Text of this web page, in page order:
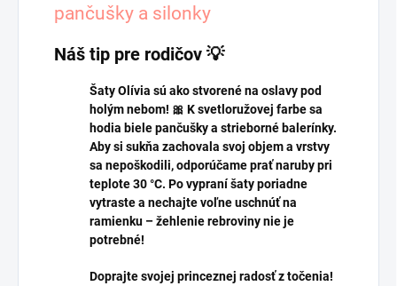
pančušky a silonky
Náš tip pre rodičov 💡
Šaty Olívia sú ako stvorené na oslavy pod
holým nebom! 🎀 K svetloružovej farbe sa
hodia biele pančušky a strieborné balerínky.
Aby si sukňa zachovala svoj objem a vrstvy
sa nepoškodili, odporúčame prať naruby pri
teplote 30 °C. Po vypraní šaty poriadne
vytraste a nechajte voľne uschnúť na
ramienku – žehlenie rebroviny nie je
potrebné!
Doprajte svojej princeznej radosť z točenia!